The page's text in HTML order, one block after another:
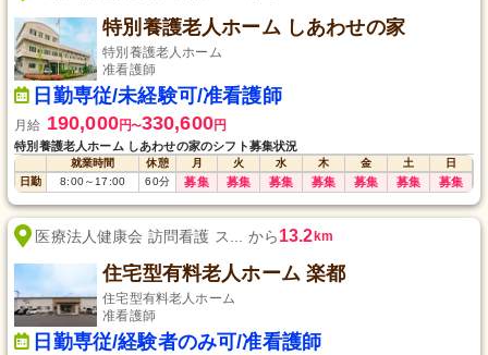
特別養護老人ホーム しあわせの家
特別養護老人ホーム
准看護師
日勤専従/未経験可/准看護師
月給 190,000円〜330,600円
特別養護老人ホーム しあわせの家のシフト募集状況
就業時間 休憩 月 火 水 木 金 土
日
日勤
8:00～17:00 60分 募集 募集 募集 募集 募集 募集 募集
医療法人健康会 訪問看護 ス... から13.2km
住宅型有料老人ホーム 楽都
住宅型有料老人ホーム
准看護師
日勤専従/経験者のみ可/准看護師